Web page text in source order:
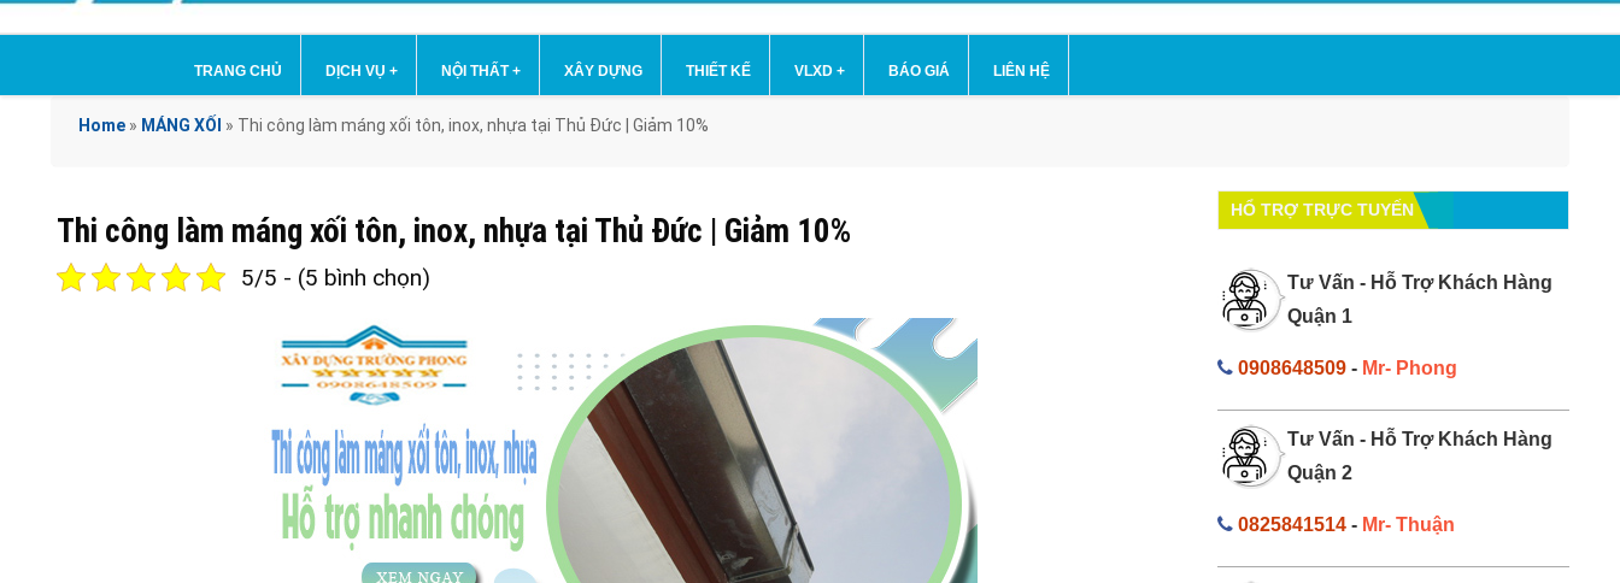
TRANG CHỦ DỊCH VỤ + NỘI THẤT+ XÂY DỰNG THIẾT KẾ VLXD + BÁO GIÁ LIÊN HỆ
Home » MÁNG XỐI » Thi công làm máng xối tôn, inox, nhựa tại Thủ Đức | Giảm 10%
Thi công làm máng xối tôn, inox, nhựa tại Thủ Đức | Giảm 10%
5/5 - (5 bình chọn)
HỔ TRỢ TRỰC TUYẾN
Tư Vấn - Hỗ Trợ Khách Hàng
Quận 1
0908648509- Mr- Phong
Tư Vấn - Hỗ Trợ Khách Hàng
Quận 2
0825841514- Mr- Thuận